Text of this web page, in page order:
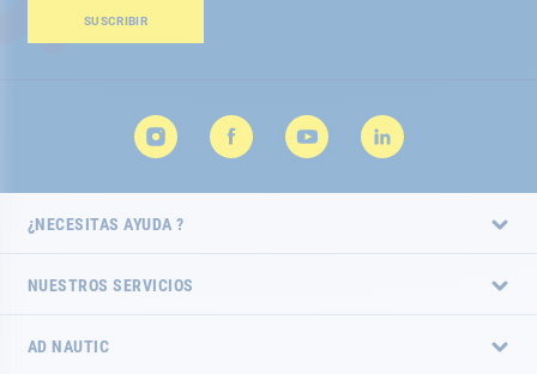
de
SUSCRIBIR
¿NECESITAS AYUDA ?
NUESTROS SERVICIOS
AD NAUTIC